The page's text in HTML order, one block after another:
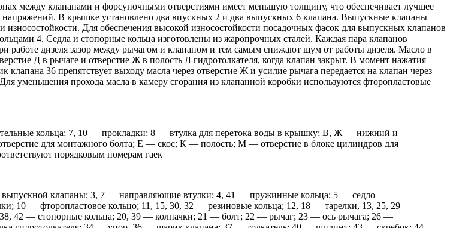
между клапанами и форсуночными отверстиями имеет меньшую толщину, что обеспечивает лучшее
В крышке установлено два впускных 2 и два выпускных 6 клапана. Выпускные клапаны
Для обеспечения высокой износостойкости посадочных фасок для выпускных клапанов
4. Седла и стопорные кольца изготовлены из жаропрочных сталей. Каждая пара клапанов
работе дизеля зазор между рычагом и клапаном и тем самым снижают шум от работы дизеля. Масло в
Д в рычаге и отверстие Ж в полость Л гидротолкателя, когда клапан закрыт. В момент нажатия
36 препятствует выходу масла через отверстие Ж и усилие рычага передается на клапан через
уменьшения прохода масла в камеру сгорания из клапанной коробки используются фторопластовые
кольца; 7, 10 — прокладки; 8 — втулка для перетока воды в крышку; В, Ж — нижний и
для монтажного болта; Е — скос; К — полость; М — отверстие в блоке цилиндров для
порядковым номерам гаек
клапаны; 3, 7 — направляющие втулки; 4, 41 — пружинные кольца; 5 — седло
10 — фторопластовое кольцо; 11, 15, 30, 32 — резиновые кольца; 12, 18 — тарелки, 13, 25, 29 —
42 — стопорные кольца; 20, 39 — колпачки; 21 — болт; 22 — рычаг; 23 — ось рычага; 26 —